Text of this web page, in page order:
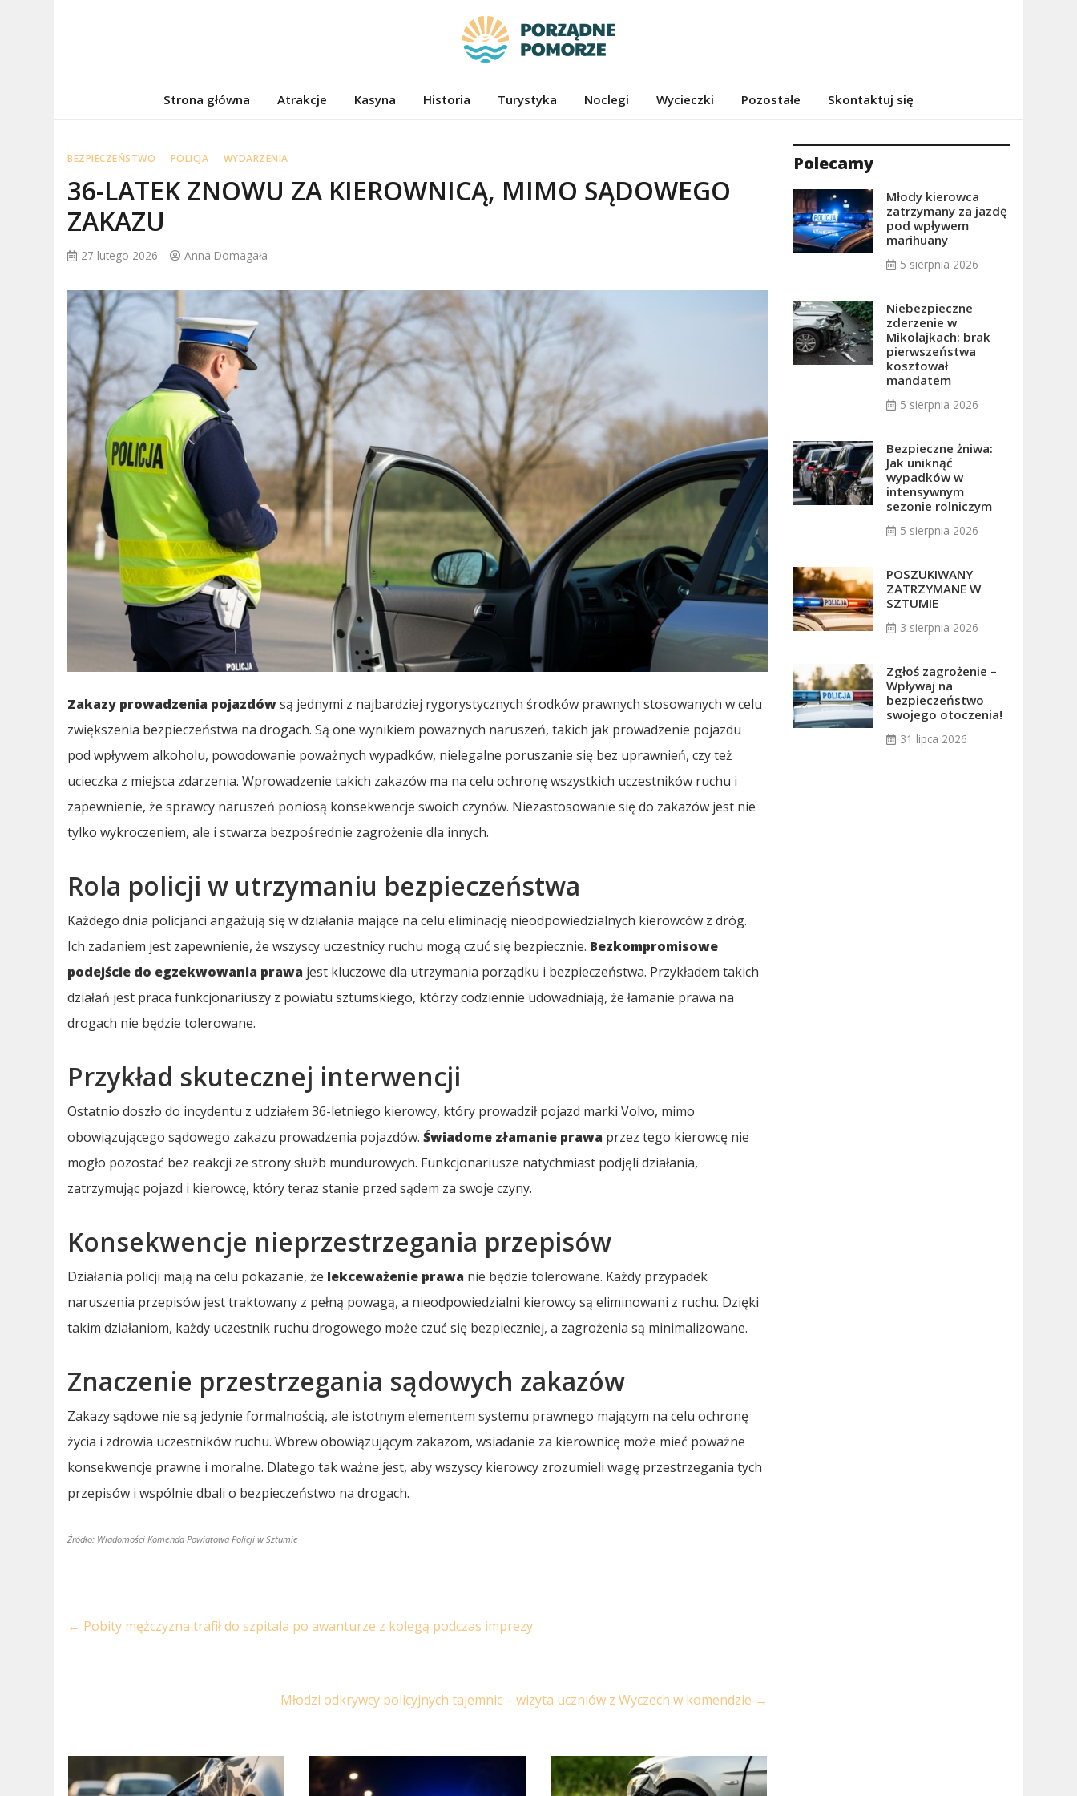
porzadnepomorze.pl
Strona główna Atrakcje Kasyna Historia Turystyka Noclegi Wycieczki Pozostałe Skontaktuj się
BEZPIECZEŃSTWO POLICJA WYDARZENIA
36-LATEK ZNOWU ZA KIEROWNICĄ, MIMO SĄDOWEGO
ZAKAZU
27 lutego 2026 Anna Domagała
Zakazy prowadzenia pojazdówsą jednymi z najbardziej rygorystycznych środków prawnych stosowanych w celu
zwiększenia bezpieczeństwa na drogach. Są one wynikiem poważnych naruszeń, takich jak prowadzenie pojazdu
pod wpływem alkoholu, powodowanie poważnych wypadków, nielegalne poruszanie się bez uprawnień, czy też
ucieczka z miejsca zdarzenia. Wprowadzenie takich zakazów ma na celu ochronę wszystkich uczestników ruchu i
zapewnienie, że sprawcy naruszeń poniosą konsekwencje swoich czynów. Niezastosowanie się do zakazów jest nie
tylko wykroczeniem, ale i stwarza bezpośrednie zagrożenie dla innych.
Rola policji w utrzymaniu bezpieczeństwa
Każdego dnia policjanci angażują się w działania mające na celu eliminację nieodpowiedzialnych kierowców z dróg.
Ich zadaniem jest zapewnienie, że wszyscy uczestnicy ruchu mogą czuć się bezpiecznie. Bezkompromisowe
podejście do egzekwowania prawa jest kluczowe dla utrzymania porządku i bezpieczeństwa. Przykładem takich
działań jest praca funkcjonariuszy z powiatu sztumskiego, którzy codziennie udowadniają, że łamanie prawa na
drogach nie będzie tolerowane.
Przykład skutecznej interwencji
Ostatnio doszło do incydentu z udziałem 36-letniego kierowcy, który prowadził pojazd marki Volvo, mimo
obowiązującego sądowego zakazu prowadzenia pojazdów.Świadome złamanie prawa przez tego kierowcę nie
mogło pozostać bez reakcji ze strony służb mundurowych. Funkcjonariusze natychmiast podjęli działania,
zatrzymując pojazd i kierowcę, który teraz stanie przed sądem za swoje czyny.
Konsekwencje nieprzestrzegania przepisów
Działania policji mają na celu pokazanie, że lekceważenie prawa nie będzie tolerowane. Każdy przypadek
naruszenia przepisów jest traktowany z pełną powagą, a nieodpowiedzialni kierowcy są eliminowani z ruchu. Dzięki
takim działaniom, każdy uczestnik ruchu drogowego może czuć się bezpieczniej, a zagrożenia są minimalizowane.
Znaczenie przestrzegania sądowych zakazów
Zakazy sądowe nie są jedynie formalnością, ale istotnym elementem systemu prawnego mającym na celu ochronę
życia i zdrowia uczestników ruchu. Wbrew obowiązującym zakazom, wsiadanie za kierownicę może mieć poważne
konsekwencje prawne i moralne. Dlatego tak ważne jest, aby wszyscy kierowcy zrozumieli wagę przestrzegania tych
przepisów i wspólnie dbali o bezpieczeństwo na drogach.
Źródło: Wiadomości Komenda Powiatowa Policji w Sztumie
← Pobity mężczyzna trafił do szpitala po awanturze z kolegą podczas imprezy
Młodzi odkrywcy policyjnych tajemnic – wizyta uczniów z Wyczech w komendzie →
Polecamy
Młody kierowca
zatrzymany za jazdę
pod wpływem
marihuany
5 sierpnia 2026
Niebezpieczne
zderzenie w
Mikołajkach: brak
pierwszeństwa
kosztował
mandatem
5 sierpnia 2026
Bezpieczne żniwa:
Jak uniknąć
wypadków w
intensywnym
sezonie rolniczym
5 sierpnia 2026
POSZUKIWANY
ZATRZYMANE W
SZTUMIE
3 sierpnia 2026
Zgłoś zagrożenie –
Wpływaj na
bezpieczeństwo
swojego otoczenia!
31 lipca 2026